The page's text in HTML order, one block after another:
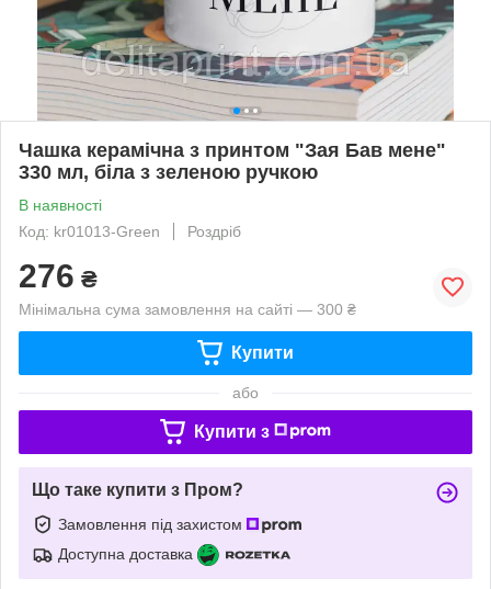
Чашка керамічна з принтом "Зая Бав мене"
330 мл, біла з зеленою ручкою
В наявності
Код: kr01013-Green
Роздріб
276 ₴
Мінімальна сума замовлення на сайті — 300 ₴
Купити
або
Купити з
Що таке купити з Пром?
Замовлення під захистом
Доступна доставка